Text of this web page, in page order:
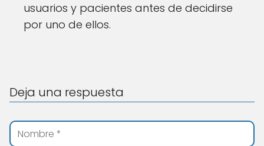
usuarios y pacientes antes de decidirse
por uno de ellos.
Deja una respuesta